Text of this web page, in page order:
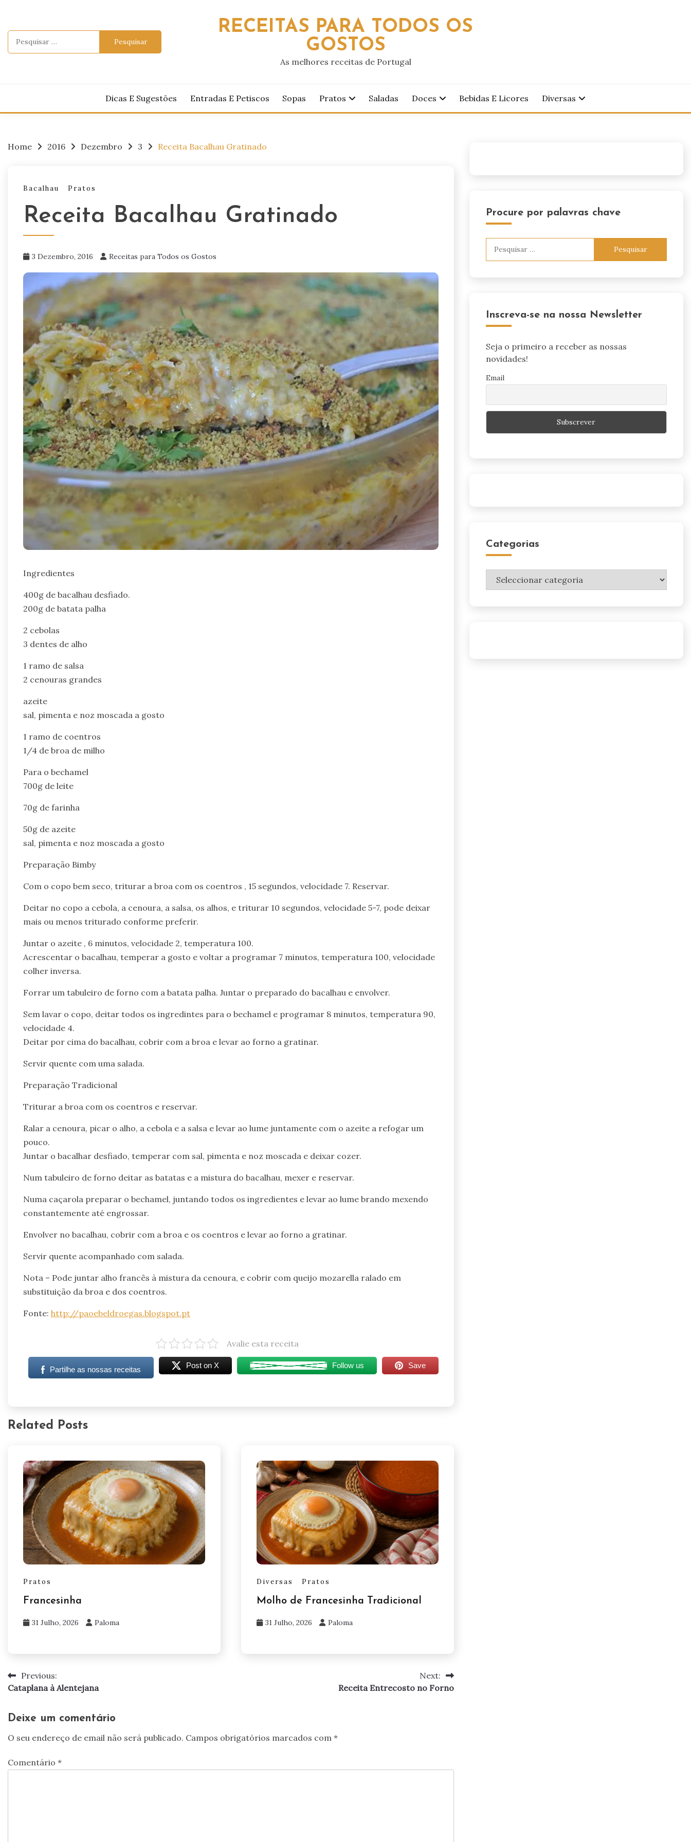
content
RECEITAS PARA TODOS OS
GOSTOS
As melhores receitas de Portugal
Dicas E Sugestões Entradas E Petiscos Sopas Pratos Saladas Doces Bebidas E Licores Diversas
Home 2016 Dezembro 3 Receita Bacalhau Gratinado
Bacalhau Pratos
Receita Bacalhau Gratinado
3 Dezembro, 2016 Receitas para Todos os Gostos
Ingredientes
400g de bacalhau desfiado.
200g de batata palha
2 cebolas
3 dentes de alho
1 ramo de salsa
2 cenouras grandes
azeite
sal, pimenta e noz moscada a gosto
1 ramo de coentros
1/4 de broa de milho
Para o bechamel
700g de leite
70g de farinha
50g de azeite
sal, pimenta e noz moscada a gosto
Preparação Bimby
Com o copo bem seco, triturar a broa com os coentros , 15 segundos, velocidade 7. Reservar.
Deitar no copo a cebola, a cenoura, a salsa, os alhos, e triturar 10 segundos, velocidade 5-7, pode deixar
mais ou menos triturado conforme preferir.
Juntar o azeite , 6 minutos, velocidade 2, temperatura 100.
Acrescentar o bacalhau, temperar a gosto e voltar a programar 7 minutos, temperatura 100, velocidade
colher inversa.
Forrar um tabuleiro de forno com a batata palha. Juntar o preparado do bacalhau e envolver.
Sem lavar o copo, deitar todos os ingredintes para o bechamel e programar 8 minutos, temperatura 90,
velocidade 4.
Deitar por cima do bacalhau, cobrir com a broa e levar ao forno a gratinar.
Servir quente com uma salada.
Preparação Tradicional
Triturar a broa com os coentros e reservar.
Ralar a cenoura, picar o alho, a cebola e a salsa e levar ao lume juntamente com o azeite a refogar um
pouco.
Juntar o bacalhar desfiado, temperar com sal, pimenta e noz moscada e deixar cozer.
Num tabuleiro de forno deitar as batatas e a mistura do bacalhau, mexer e reservar.
Numa caçarola preparar o bechamel, juntando todos os ingredientes e levar ao lume brando mexendo
constantemente até engrossar.
Envolver no bacalhau, cobrir com a broa e os coentros e levar ao forno a gratinar.
Servir quente acompanhado com salada.
Nota – Pode juntar alho francês à mistura da cenoura, e cobrir com queijo mozarella ralado em
substituição da broa e dos coentros.
Fonte: http://paoebeldroegas.blogspot.pt
Avalie esta receita
Partilhe as nossas receitas Post on X Follow us Save
Related Posts
Pratos
Francesinha
31 Julho, 2026 Paloma
Diversas Pratos
Molho de Francesinha Tradicional
31 Julho, 2026 Paloma
Navegação
artigos
Previous:
Cataplana à Alentejana
Next:
Receita Entrecosto no Forno
Deixe um comentário
O seu endereço de email não será publicado. Campos obrigatórios marcados com *
Comentário *
Procure por palavras chave
Inscreva-se na nossa Newsletter
Seja o primeiro a receber as nossas
novidades!
Email
Categorias
Categorias